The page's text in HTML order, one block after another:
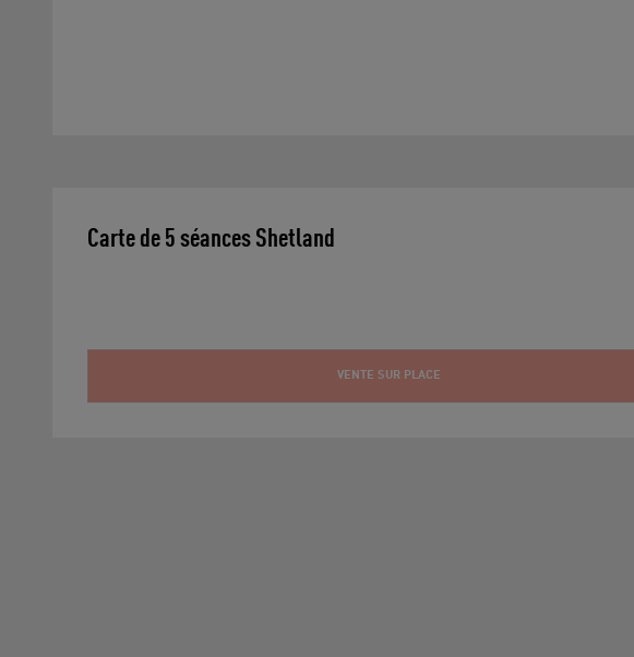
Carte de 5 séances Shetland
VENTE SUR PLACE